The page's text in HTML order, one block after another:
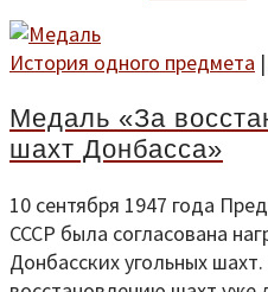
История одного предмета |
Медаль «За
шахт Донбасса»
10 сентября 1947 года
СССР была согласована
Донбасских угольных